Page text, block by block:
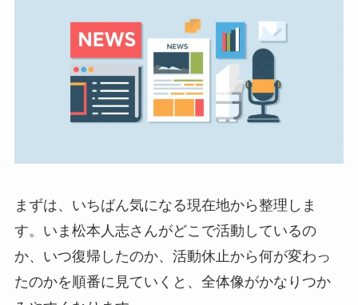
まずは、いちばん気になる現在地から整理しま
す。いま松本人志さんがどこで活動しているの
か、いつ復帰したのか、活動休止から何が変わっ
たのかを順番に見ていくと、全体像がかなりつか